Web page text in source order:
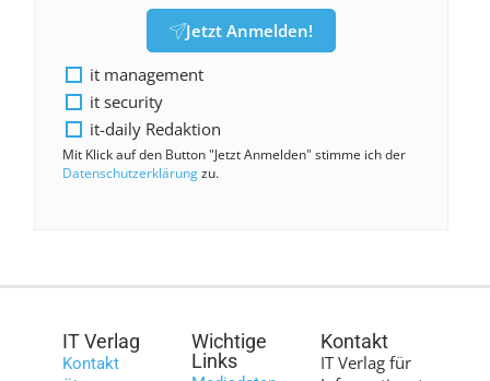
Jetzt Anmelden!
it management
it security
it-daily Redaktion
Mit Klick auf den Button "Jetzt Anmelden" stimme ich der
Datenschutzerklärungzu.
IT Verlag
Kontakt
Wichtige
Links
Kontakt
IT Verlag für